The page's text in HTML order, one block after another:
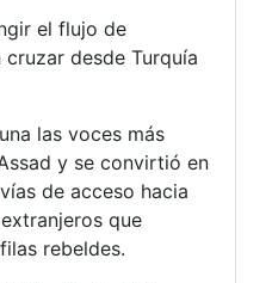
el flujo de
desde Turquía
las voces más
y se convirtió en
de acceso hacia
que
rebeldes.